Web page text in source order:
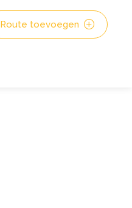
Route toevoegen